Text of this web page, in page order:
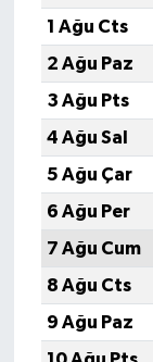
1 Ağu Cts
2 Ağu Paz
3 Ağu Pts
4 Ağu Sal
5 Ağu Çar
6 Ağu Per
7 Ağu Cum
8 Ağu Cts
9 Ağu Paz
Tavşanlı
Teknoloji
Türkiye
Video
Yaşam
Yemek